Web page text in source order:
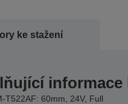
ke stažení
informace
T522AF: 60mm, 24V, Full